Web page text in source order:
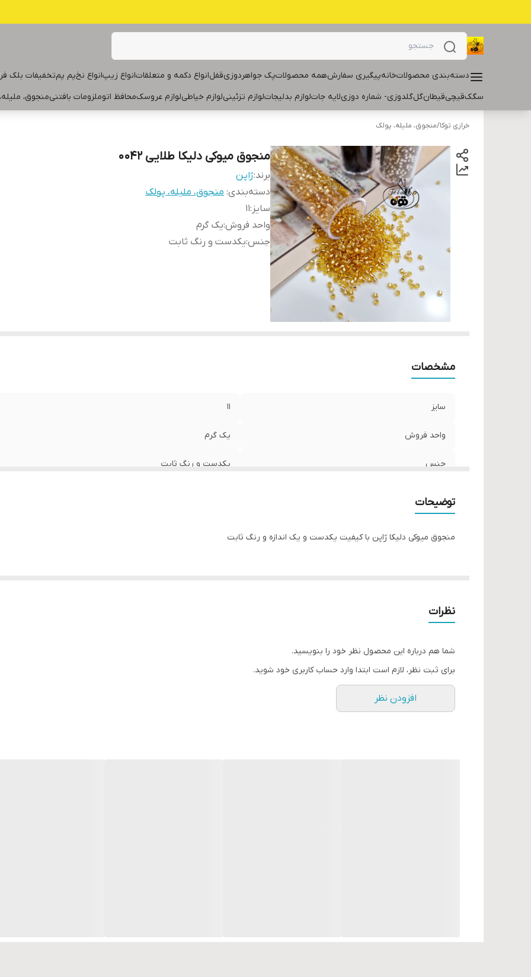
دسته‌بندی محصولاتخانهپیگیری سفارشهمه محصولاتپک جواهردوزیقفلانواع دکمه و متعلقاتانواع زیپانواع نخپم پمتخفیفات بلک
سگکقیچیقیطانگلگلدوزی- شماره دوزیلایه جاتلوازم بدلیجاتلوازم تزئینیلوازم خیاطیلوازم عروسکمحافظ اتوملزومات بافتنیمنجوق،
خرازی توکا/منجوق، ملیله، پولک
منجوق میوکی دلیکا طلایی ۰۰۴۲
برند:ژاپن
دسته‌بندی: منجوق، ملیله، پولک
سایز :۱۱
واحد فروش:یک گرم
جنس:یکدست و رنگ ثابت
مشخصات
سایز ۱۱
واحد فروش یک گرم
جنس یکدست و رنگ ثابت
توضیحات
منجوق میوکی دلیکا ژاپن با کیفیت یکدست و یک اندازه و رنگ ثابت
نظرات
شما هم درباره این محصول نظر خود را بنویسید.
برای ثبت نظر، لازم است ابتدا وارد حساب کاربری خود شوید.
افزودن نظر